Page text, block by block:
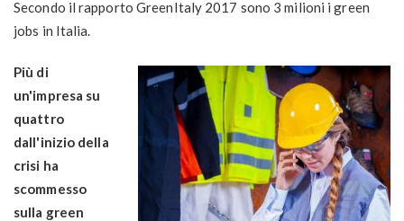
Secondo il rapporto GreenItaly 2017 sono 3 milioni i green
jobs in Italia.
Più di
un'impresa su
quattro
dall'inizio della
crisi ha
scommesso
sulla green